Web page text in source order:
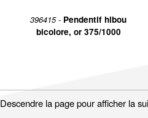
396415 - Pendentif hibou
bicolore, or 375/1000
Descendre la page pour afficher la